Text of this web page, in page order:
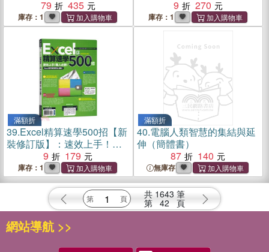
79
435
庫存：1
麥肯錫、蘋果都在用
9 270
庫存：1
滿額折
39.Excel精算速學500招【新
裝修訂版】：速效上手！職
人必勝！9 179
庫存：1
滿額折
40.電腦人類智慧的集結與延
伸（簡體書）
87
140
無庫存
共 1643 筆
第 42 頁
網站導航 >>